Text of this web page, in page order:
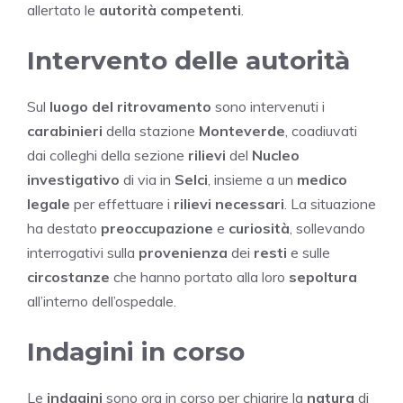
allertato le autorità competenti.
Intervento delle autorità
Sul luogo del ritrovamento sono intervenuti i
carabinieri della stazione Monteverde, coadiuvati
dai colleghi della sezione rilievi del Nucleo
investigativo di via in Selci, insieme a un medico
legale per effettuare i rilievi necessari. La situazione
ha destato preoccupazione e curiosità, sollevando
interrogativi sulla provenienza dei resti e sulle
circostanze che hanno portato alla loro sepoltura
all’interno dell’ospedale.
Indagini in corso
Le indagini sono ora in corso per chiarire la natura di